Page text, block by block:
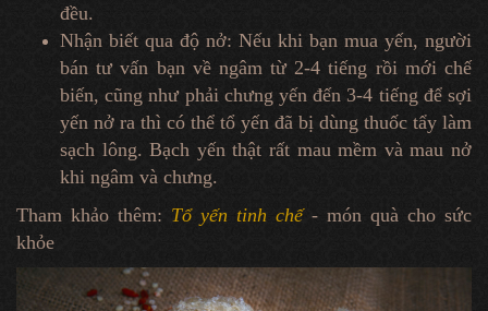
đều.
Nhận biết qua độ nở: Nếu khi bạn mua yến, người
bán tư vấn bạn về ngâm từ 2-4 tiếng rồi mới chế
biến, cũng như phải chưng yến đến 3-4 tiếng để sợi
yến nở ra thì có thể tổ yến đã bị dùng thuốc tẩy làm
sạch lông. Bạch yến thật rất mau mềm và mau nở
khi ngâm và chưng.
Tham khảo thêm: Tổ yến tinh chế- món quà cho sức
khỏe